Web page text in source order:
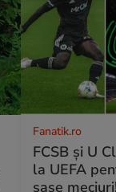
Fanatik.ro
FCSB și U
la UEFA
șase